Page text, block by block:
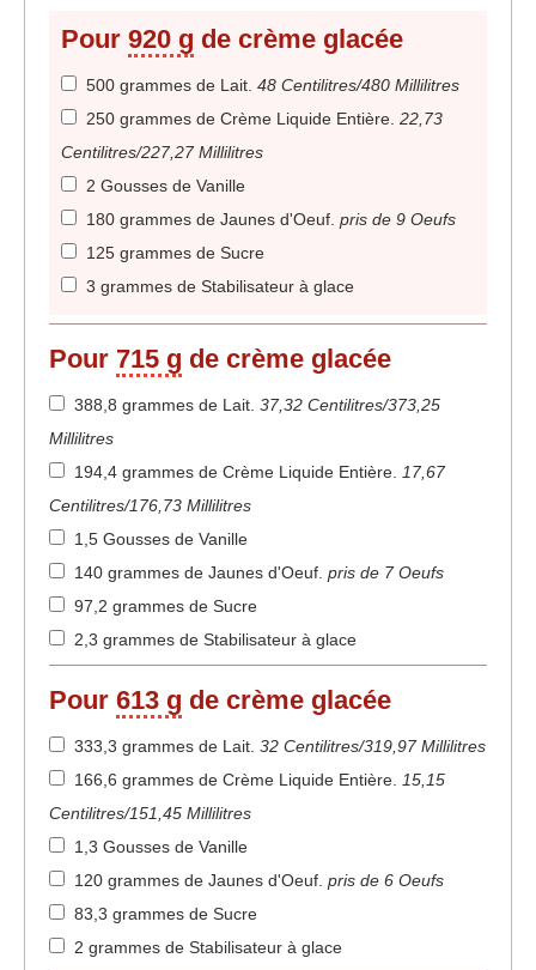
Pour 920 g de crème glacée
500 grammes de Lait 48 Centilitres/480 Millilitres
250 grammes de Crème Liquide Entière 22,73
Centilitres/227,27 Millilitres
2 Gousses de Vanille
180 grammes de Jaunes d'Oeuf pris de 9 Oeufs
125 grammes de Sucre
3 grammes de Stabilisateur à glace
Pour 715 g de crème glacée
388,8 grammes de Lait 37,32 Centilitres/373,25
Millilitres
194,4 grammes de Crème Liquide Entière
17,67
Centilitres/176,73 Millilitres
1,5 Gousses de Vanille
140 grammes de Jaunes d'Oeuf pris de 7 Oeufs
97,2 grammes de Sucre
2,3 grammes de Stabilisateur à glace
Pour 613 g de crème glacée
333,3 grammes de Lait 32 Centilitres/319,97 Millilitres
166,6 grammes de Crème Liquide Entière
15,15
Centilitres/151,45 Millilitres
1,3 Gousses de Vanille
120 grammes de Jaunes d'Oeuf pris de 6 Oeufs
83,3 grammes de Sucre
2 grammes de Stabilisateur à glace